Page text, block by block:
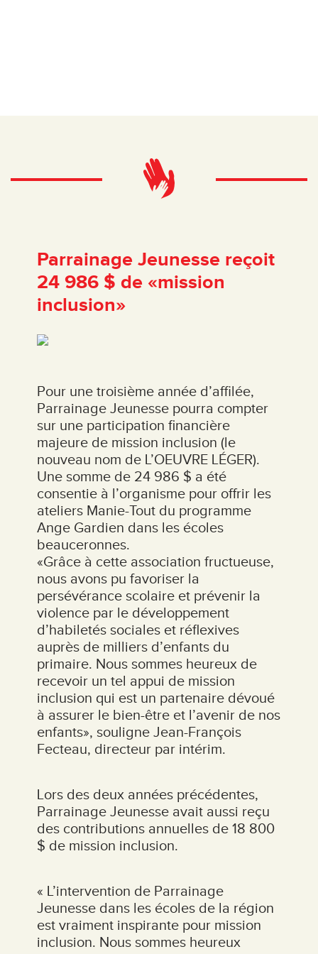
Parrainage Jeunesse reçoit
24 986 $ de «mission
inclusion»
Pour une troisième année d’affilée,
Parrainage Jeunesse pourra compter
sur une participation financière
majeure de mission inclusion (le
nouveau nom de L’OEUVRE LÉGER).
Une somme de 24 986 $ a été
consentie à l’organisme pour offrir les
ateliers Manie-Tout du programme
Ange Gardien dans les écoles
beauceronnes.
«Grâce à cette association fructueuse,
nous avons pu favoriser la
persévérance scolaire et prévenir la
violence par le développement
d’habiletés sociales et réflexives
auprès de milliers d’enfants du
primaire. Nous sommes heureux de
recevoir un tel appui de mission
inclusion qui est un partenaire dévoué
à assurer le bien-être et l’avenir de nos
enfants», souligne Jean-François
Fecteau, directeur par intérim.
Lors des deux années précédentes,
Parrainage Jeunesse avait aussi reçu
des contributions annuelles de 18 800
$ de mission inclusion.
« L’intervention de Parrainage
Jeunesse dans les écoles de la région
est vraiment inspirante pour mission
inclusion. Nous sommes heureux